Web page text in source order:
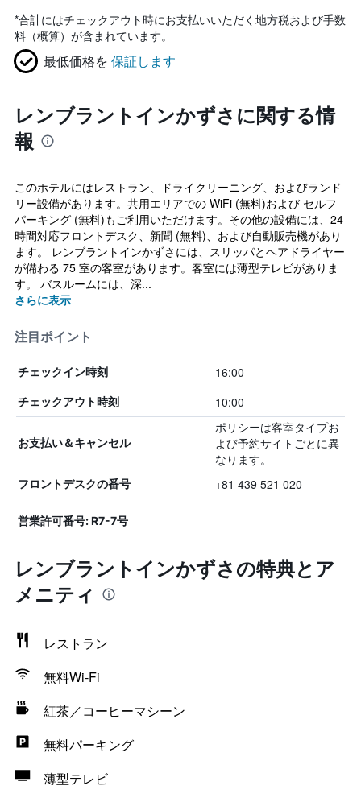
*合計にはチェックアウト時にお支払いいただく地方税および手数
料（概算）が含まれています。
最低価格を 保証します
レンブラントインかずさに関する情
報
このホテルにはレストラン、ドライクリーニング、およびランド
リー設備があります。共用エリアでの WiFi (無料)および セルフ
パーキング (無料)もご利用いただけます。その他の設備には、24
時間対応フロントデスク、新聞 (無料)、および自動販売機があり
ます。 レンブラントインかずさには、スリッパとヘアドライヤー
が備わる 75 室の客室があります。客室には薄型テレビがありま
す。 バスルームには、深...
さらに表示
注目ポイント
チェックイン時刻 16:00
チェックアウト時刻 10:00
お支払い＆キャンセル
ポリシーは客室タイプお
よび予約サイトごとに異
なります。
フロントデスクの番号 +81 439 521 020
営業許可番号: R7-7号
レンブラントインかずさの特典とア
メニティ
レストラン
無料Wi-Fi
紅茶／コーヒーマシーン
無料パーキング
薄型テレビ